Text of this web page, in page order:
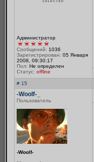
Администратор
Сообщений: 1036
Зарегистрирован: 05 Января
2008, 09:30:17
Пол: Не определен
Статус: offline
# 15
-Woolf-_
Пользователь
-Woolf-